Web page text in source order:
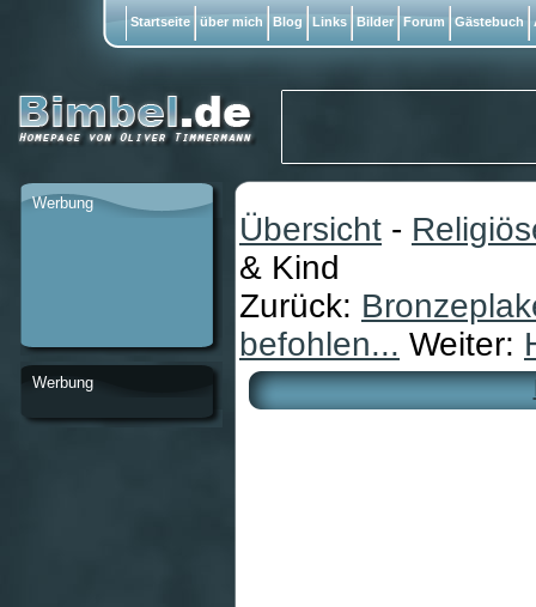
Übersicht -
& Kind
Zurück:
befohlen... Weiter:
Werbung
Werbung
Startseite über mich Blog Links Bilder Forum Gästebuch